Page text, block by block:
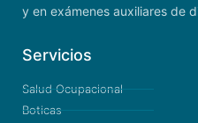
y en exámenes auxiliares de
Servicios
Salud Ocupacional
Boticas